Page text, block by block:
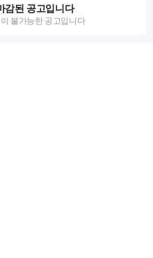
감된 공고입니다
불가능한 공고입니다